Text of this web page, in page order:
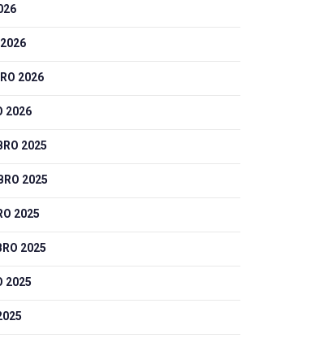
2026
2026
2025
2025
2025
2025
2025